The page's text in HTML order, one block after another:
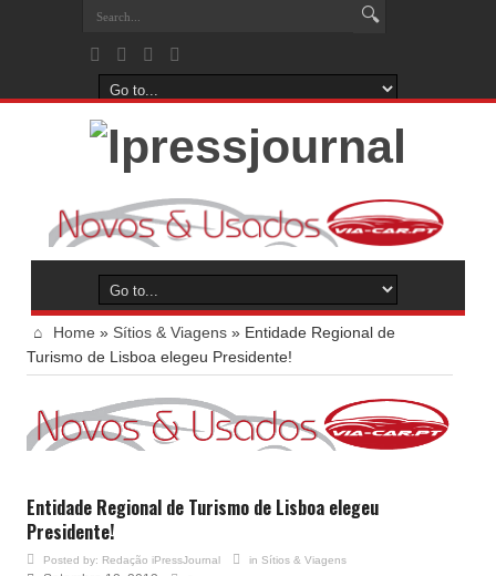
Home » Sítios & Viagens » Entidade Regional de
Turismo de Lisboa elegeu Presidente!
Entidade Regional de Turismo de Lisboa elegeu
Presidente!
Posted by: Redação iPressJournal in Sítios & Viagens